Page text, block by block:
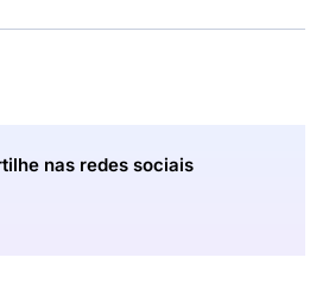
nas redes sociais